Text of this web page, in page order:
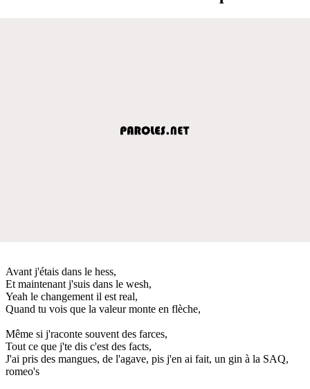
Avant j'étais dans le hess,
Et maintenant j'suis dans le wesh,
Yeah le changement il est real,
Quand tu vois que la valeur monte en flèche,
Même si j'raconte souvent des farces,
Tout ce que j'te dis c'est des facts,
J'ai pris des mangues, de l'agave, pis j'en ai fait, un gin à la SAQ,
romeo's